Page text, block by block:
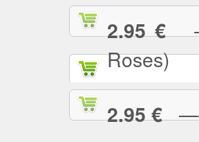
2.95 €—
Roses)
2.95 €—